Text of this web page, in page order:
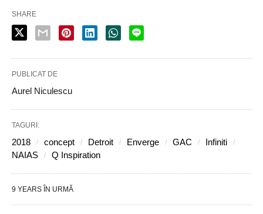
SHARE
PUBLICAT DE
Aurel Niculescu
TAGURI:
2018 concept Detroit Enverge GAC
Infiniti
NAIAS
Q Inspiration
9 YEARS ÎN URMĂ